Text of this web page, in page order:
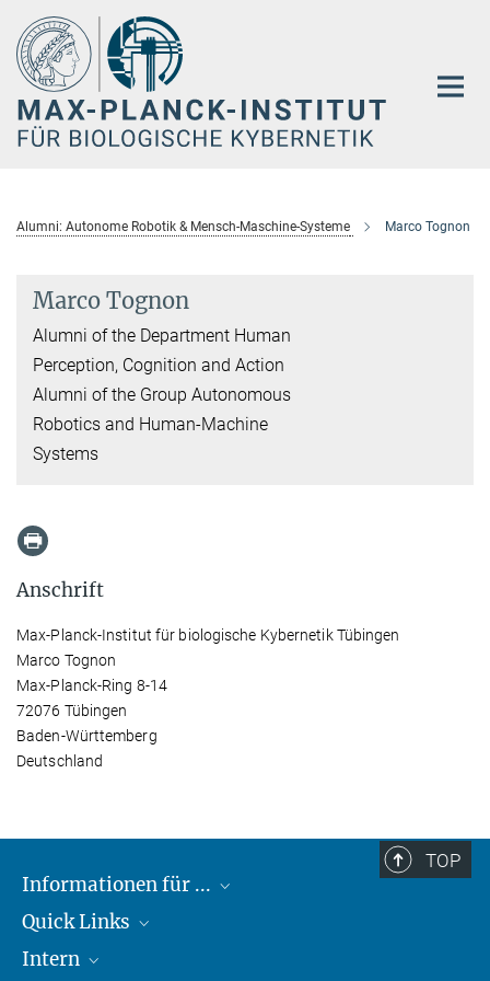
Hauptinhalt
Alumni: Autonome Robotik & Mensch-Maschine-Systeme Marco Tognon
Marco Tognon
Alumni of the Department Human
Perception, Cognition and Action
Alumni of the Group Autonomous
Robotics and Human-Machine
Systems
Anschrift
Max-Planck-Institut für biologische Kybernetik Tübingen
Marco Tognon
Max-Planck-Ring 8-14
72076 Tübingen
Baden-Württemberg
Deutschland
TOP
Informationen für ...
Lieferanten
Studierende
Quick Links
Max-Planck-Gesellschaft
Intern